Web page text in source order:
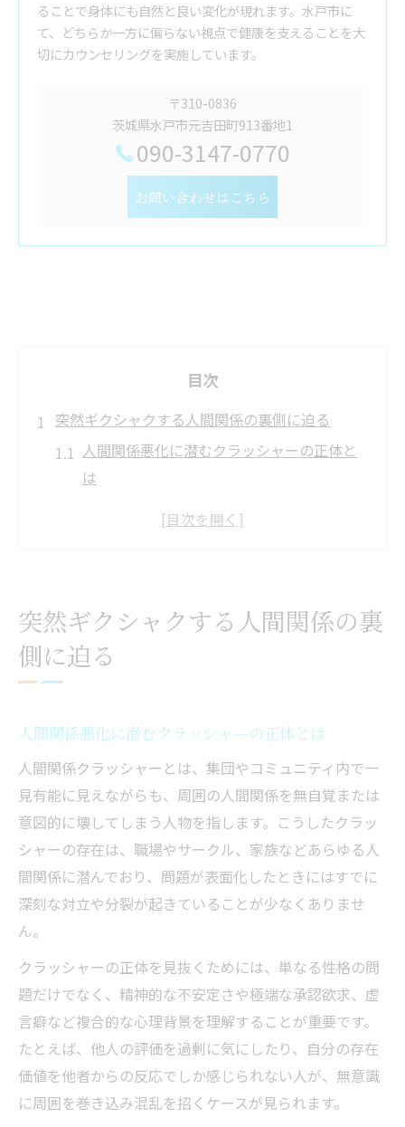
ることで身体にも自然と良い変化が現れます。水戸市に
て、どちらか一方に偏らない視点で健康を支えることを大
切にカウンセリングを実施しています。
〒310-0836
茨城県水戸市元吉田町913番地1
090-3147-0770
お問い合わせはこちら
目次
突然ギクシャクする人間関係の裏側に迫る
人間関係悪化に潜むクラッシャーの正体と
は
人間関係クラッシャーが現れる瞬間の特徴
職場での人間関係クラッシャーのリアルな
事例
クラッシャーによる職場の空気悪化の要因分析
響
クラッシャーによる職場の雰囲気悪化とは
人間関係クラッシャー職場での対人トラブ
ル例
クラッシャー上司や同僚の特徴と対応策
人間関係クラッシャー男・女の共通要素分
技術
人間関係クラッシャーの見抜き方のポイン
クラッシャー女や男の特徴を正確に理解す
る
突然ギクシャクする人間関係の裏
側に迫る
人間関係悪化に潜むクラッシャーの正体とは
人間関係クラッシャーとは、集団やコミュニティ内で一
見有能に見えながらも、周囲の人間関係を無自覚または
意図的に壊してしまう人物を指します。こうしたクラッ
シャーの存在は、職場やサークル、家族などあらゆる人
間関係に潜んでおり、問題が表面化したときにはすでに
深刻な対立や分裂が起きていることが少なくありませ
ん。
クラッシャーの正体を見抜くためには、単なる性格の問
題だけでなく、精神的な不安定さや極端な承認欲求、虚
言癖など複合的な心理背景を理解することが重要です。
たとえば、他人の評価を過剰に気にしたり、自分の存在
価値を他者からの反応でしか感じられない人が、無意識
に周囲を巻き込み混乱を招くケースが見られます。